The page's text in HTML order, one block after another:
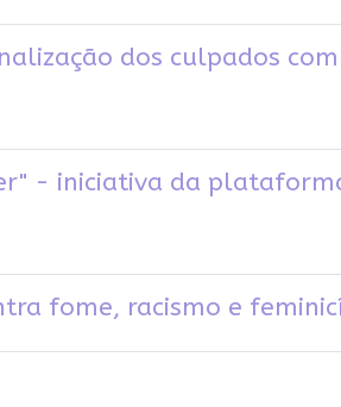
dos culpados
- iniciativa da
fome, racismo e